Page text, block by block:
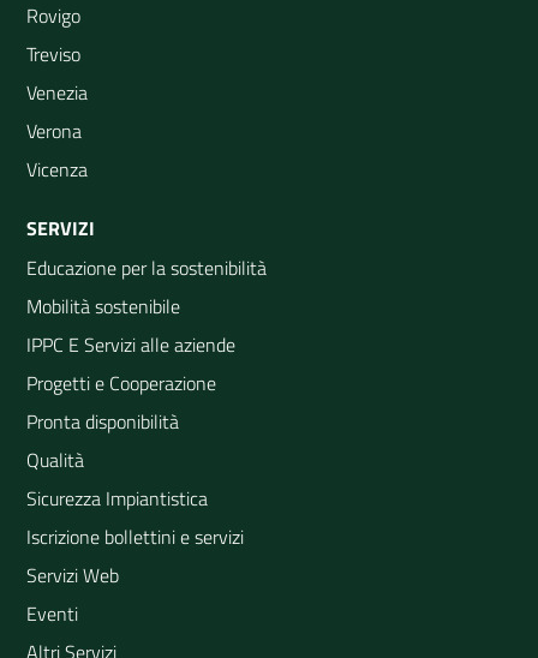
Rovigo
Treviso
Venezia
Verona
Vicenza
SERVIZI
Educazione per la sostenibilità
Mobilità sostenibile
IPPC E Servizi alle aziende
Progetti e Cooperazione
Pronta disponibilità
Qualità
Sicurezza Impiantistica
Iscrizione bollettini e servizi
Servizi Web
Eventi
Altri Servizi